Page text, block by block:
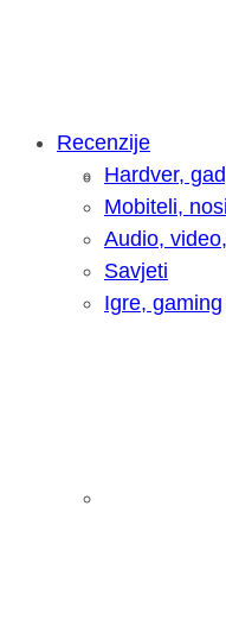
Intervju:
Recenzije
Hardver,
Mobiteli,
Audio,
Savjeti
Igre, gaming